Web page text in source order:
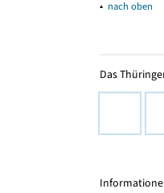
▴ nach oben
Das